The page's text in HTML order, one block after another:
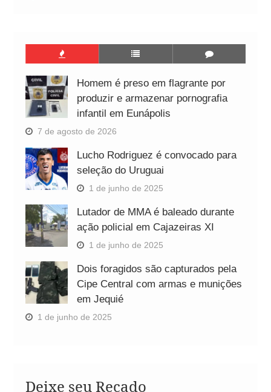
Homem é preso em flagrante por
produzir e armazenar pornografia
infantil em Eunápolis
7 de agosto de 2026
Lucho Rodriguez é convocado para
seleção do Uruguai
1 de junho de 2025
Lutador de MMA é baleado durante
ação policial em Cajazeiras XI
1 de junho de 2025
Dois foragidos são capturados pela
Cipe Central com armas e munições
em Jequié
1 de junho de 2025
Deixe seu Recado